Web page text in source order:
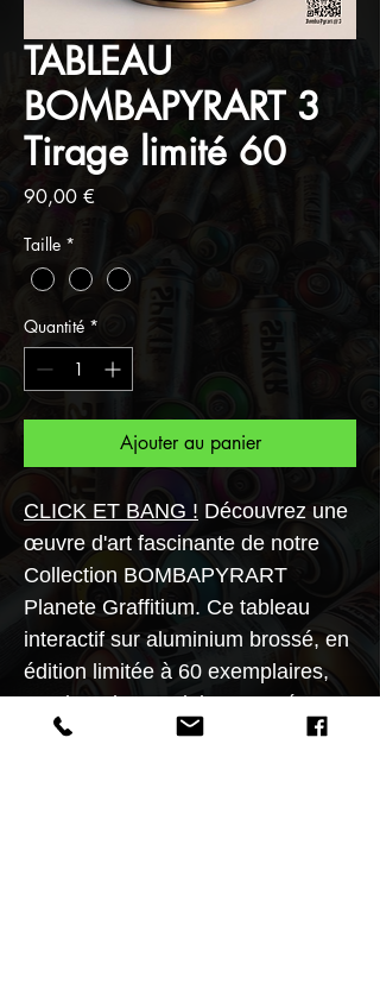
TABLEAU
BOMBAPYRART 3
Tirage limité 60
90,00 €
Taille *
Quantité *
Ajouter au panier
CLICK ET BANG ! Découvrez une
œuvre d'art fascinante de notre
Collection BOMBAPYRART
Planete Graffitium. Ce tableau
interactif sur aluminium brossé, en
édition limitée à 60 exemplaires,
provient du prestigieux Musée
Spiktri et a été créé par l'artiste